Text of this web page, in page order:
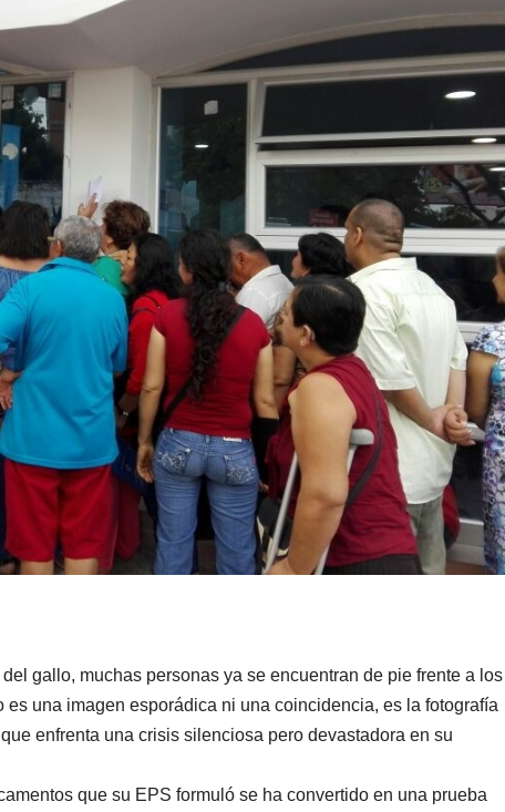
gallo, muchas personas ya se encuentran de pie frente a los
una imagen esporádica ni una coincidencia, es la fotografía
enfrenta una crisis silenciosa pero devastadora en su
que su EPS formuló se ha convertido en una prueba